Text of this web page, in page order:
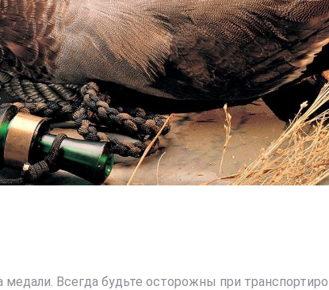
Всегда будьте осторожны при